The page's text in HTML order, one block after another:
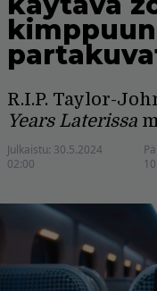
R.I.P. Taylor-
Years Laterissa
Julkaistu: 30.5.2024
02:00